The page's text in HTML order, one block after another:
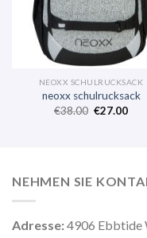
NEOXX SCHULRUCKSACK
neoxx schulrucksack
€38.00 €27.00
NEHMEN SIE
Adresse:4906 Ebbtide